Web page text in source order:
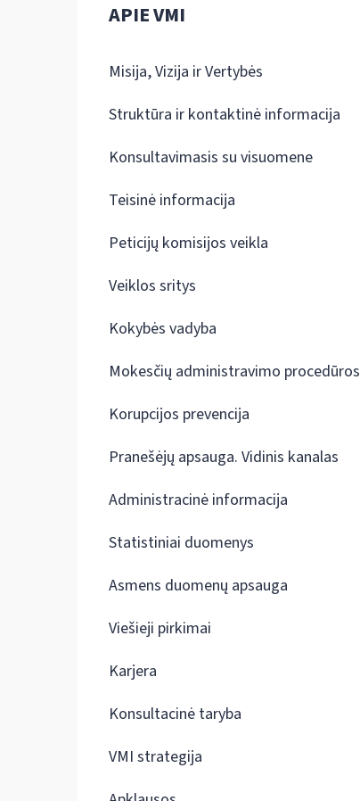
APIE VMI
Misija, Vizija ir Vertybės
Struktūra ir kontaktinė informacija
Konsultavimasis su visuomene
Teisinė informacija
Peticijų komisijos veikla
Veiklos sritys
Kokybės vadyba
Mokesčių administravimo procedūros
Korupcijos prevencija
Pranešėjų apsauga. Vidinis kanalas
Administracinė informacija
Statistiniai duomenys
Asmens duomenų apsauga
Viešieji pirkimai
Karjera
Konsultacinė taryba
VMI strategija